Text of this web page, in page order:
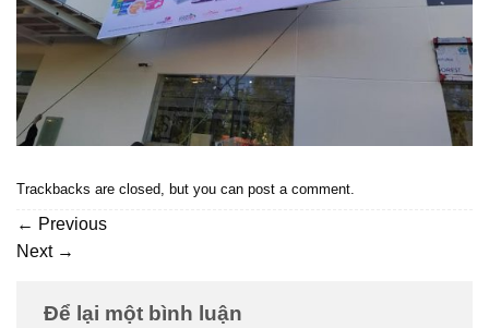
Trackbacks are closed, but you can post a comment.
← Previous
Next →
Để lại một bình luận